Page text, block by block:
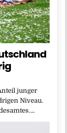
junger
Niveau.